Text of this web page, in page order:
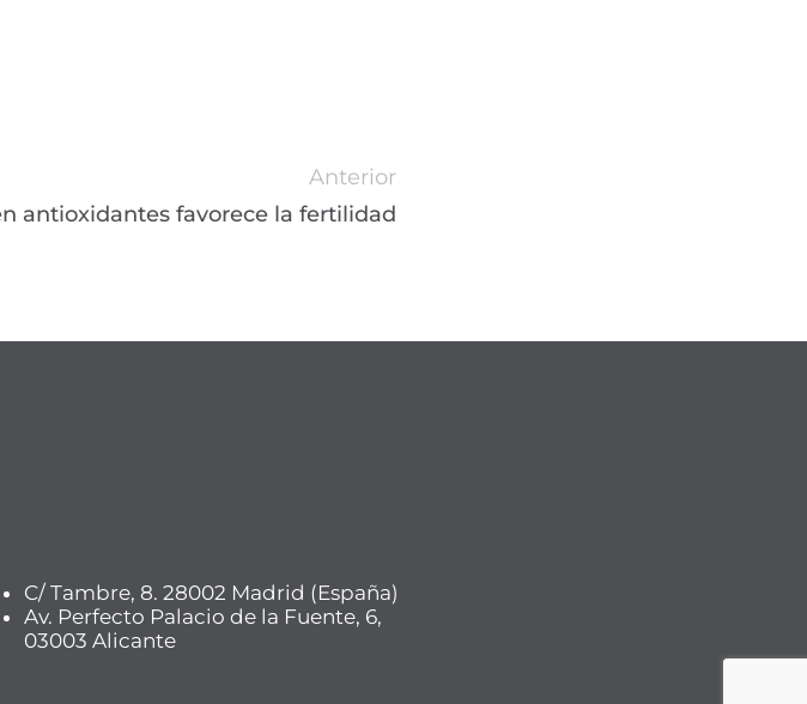
Anterior
antioxidantes favorece la fertilidad
C/ Tambre, 8. 28002 Madrid (España)
Av. Perfecto Palacio de la Fuente, 6,
03003 Alicante